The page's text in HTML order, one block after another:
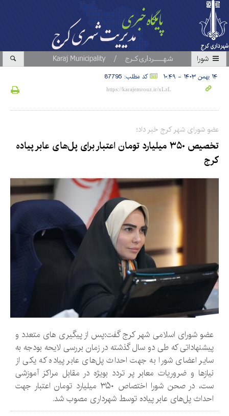
شورا
۱۴ بهمن ۱۴۰۳ - ۱۰:۴۹ کد مطلب: 87795
عضو شورای شهر کرج خبر داد؛
تخصیص ۳۵۰ میلیارد تومان اعتبار برای پل‌های عابر پیاده
کرج
عضو شورای اسلامی شهر کرج گفت:پس از پیگیری های متعدد و
پیشنهاداتی که طی دو سال گذشته در زمان بررسی لایحه بودجه به
سایر اعضای شورا به جهت احداث پل‌های عابر پیاده که یکی از
نیازها و ضروریات معابر پر تردد بویژه در مقابل مراکز آموزشی
ست، در صحن شورا اختصاص ۳۵۰ میلیارد تومان اعتبار جهت
احداث پل‌های عابر پیاده توسط شهرداری مصوب شد.